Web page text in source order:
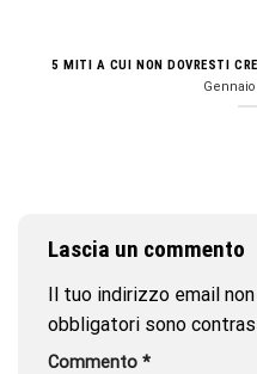
5 MITI A CUI NON DOVRESTI
Lascia un commento
Il tuo indirizzo email
obbligatori sono
Commento *